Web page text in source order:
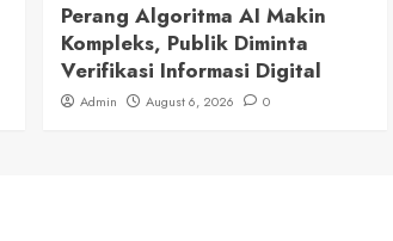
Perang Algoritma AI Makin
Kompleks, Publik Diminta
Verifikasi Informasi Digital
Admin August 6, 2026 0